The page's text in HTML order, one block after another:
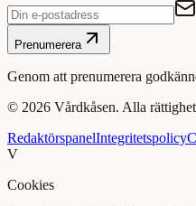
Prenumerera
Genom att prenumerera
© 2026 Vårdkåsen. Alla
RedaktörspanelIntegritetspolicy
V
Cookies